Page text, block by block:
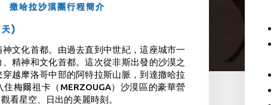
撒哈拉沙漠團行程簡介
)
文化首都。由過去直到中世紀，這座城市一
精神和文化首都。這次從非斯出發的沙漠之
越摩洛哥中部的阿特拉斯山脈，到達撒哈拉
住梅爾祖卡（MERZOUGA）沙漠區的豪華營
看星空、日出的美麗時刻。